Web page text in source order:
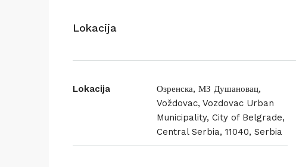
Lokacija
Lokacija
Озренска, МЗ Душановац,
Voždovac, Vozdovac Urban
Municipality, City of Belgrade,
Central Serbia, 11040, Serbia